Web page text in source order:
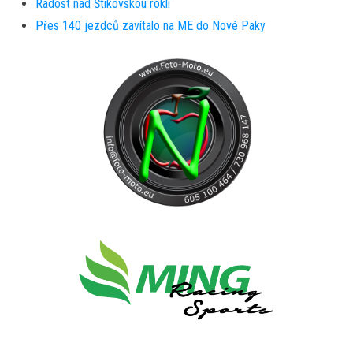
Radost nad Štikovskou roklí
Přes 140 jezdců zavítalo na ME do Nové Paky